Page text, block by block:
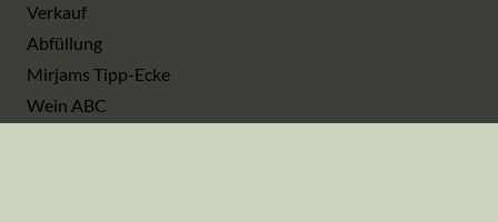
Verkauf
Abfüllung
Mirjams Tipp-Ecke
Wein ABC